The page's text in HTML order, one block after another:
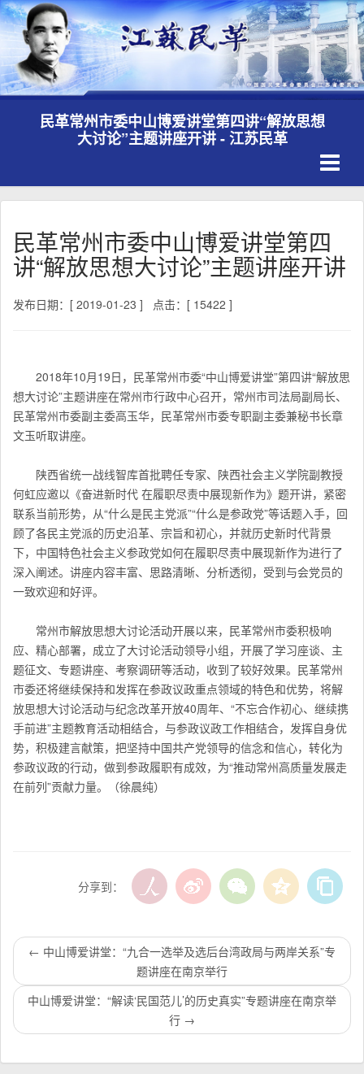
民革常州市委中山博爱讲堂第四讲“解放思想
大讨论”主题讲座开讲 - 江苏民革
民革常州市委中山博爱讲堂第四
讲“解放思想大讨论”主题讲座开讲
发布日期：[ 2019-01-23 ] 点击：[ 15422 ]
2018年10月19日，民革常州市委“中山博爱讲堂”第四讲“解放思
想大讨论”主题讲座在常州市行政中心召开，常州市司法局副局长、
民革常州市委副主委高玉华，民革常州市委专职副主委兼秘书长章
文玉听取讲座。
陕西省统一战线智库首批聘任专家、陕西社会主义学院副教授
何虹应邀以《奋进新时代 在履职尽责中展现新作为》题开讲，紧密
联系当前形势，从“什么是民主党派”“什么是参政党”等话题入手，回
顾了各民主党派的历史沿革、宗旨和初心，并就历史新时代背景
下，中国特色社会主义参政党如何在履职尽责中展现新作为进行了
深入阐述。讲座内容丰富、思路清晰、分析透彻，受到与会党员的
一致欢迎和好评。
常州市解放思想大讨论活动开展以来，民革常州市委积极响
应、精心部署，成立了大讨论活动领导小组，开展了学习座谈、主
题征文、专题讲座、考察调研等活动，收到了较好效果。民革常州
市委还将继续保持和发挥在参政议政重点领域的特色和优势，将解
放思想大讨论活动与纪念改革开放40周年、“不忘合作初心、继续携
手前进”主题教育活动相结合，与参政议政工作相结合，发挥自身优
势，积极建言献策，把坚持中国共产党领导的信念和信心，转化为
参政议政的行动，做到参政履职有成效，为“推动常州高质量发展走
在前列”贡献力量。（徐晨纯）
分享到：
← 中山博爱讲堂：“九合一选举及选后台湾政局与两岸关系”专
题讲座在南京举行
中山博爱讲堂：“解读‘民国范儿’的历史真实”专题讲座在南京举
行 →